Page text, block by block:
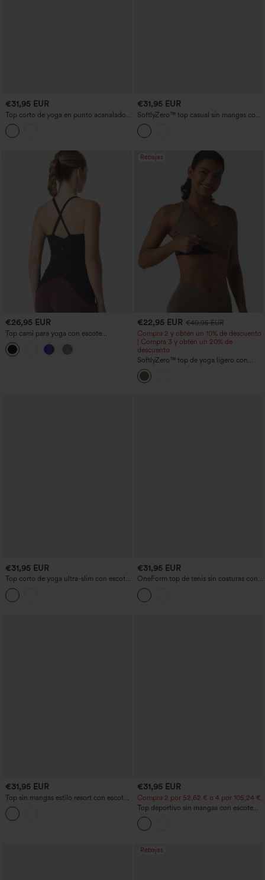
€31,95 EUR
Top corto de yoga en punto acanalado
con sobreposición de malla retorcida y
sujetador integrado, tacto fresco y
tratamiento antiolor - UPF40+
€31,95 EUR
SoftlyZero™ top casual sin mangas con
escote en U aireado, tirantes ajustables y
sujetador integrado — para copas B–D
€26,95 EUR
Top cami para yoga con escote
redondeado, sujetador incorporado y
dobladillo cruzado — de mayor
longitud
Rebajas
€22,95 EUR €40,95 EUR
Compra 2 y obtén un 10% de descuento
| Compra 3 y obtén un 20% de
descuento
SoftlyZero™ top de yoga ligero con
escote en V, espalda racerback,
dobladillo cruzado, sujetador integrado,
corte corto y tejido de tacto fresco —
€31,95 EUR
Top corto de yoga ultra-slim con escote
en V, espalda con escote redondeado y
encaje en contraste.
€31,95 EUR
OneForm top de tenis sin costuras con
cuello de solapa, bloque de color y
malla transpirable
€31,95 EUR
Top sin mangas estilo resort con escote
en V, bordado y bajo con volante
€31,95 EUR
Compra 2 por 52,62 € o 4 por 105,24 €.
Top deportivo sin mangas con escote
redondo y estampado de leopardo
Rebajas